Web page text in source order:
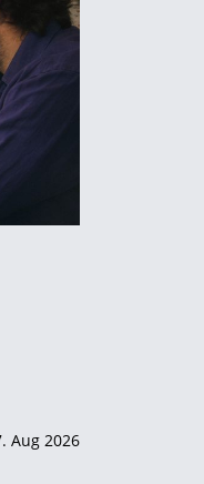
Aug 2026